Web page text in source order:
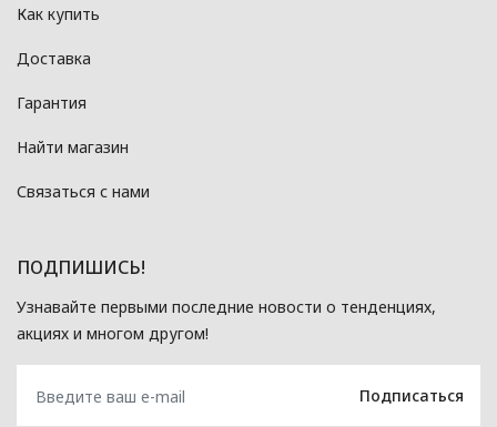
Как купить
Доставка
Гарантия
Найти магазин
Связаться с нами
ПОДПИШИСЬ!
Узнавайте первыми последние новости о тенденциях,
акциях и многом другом!